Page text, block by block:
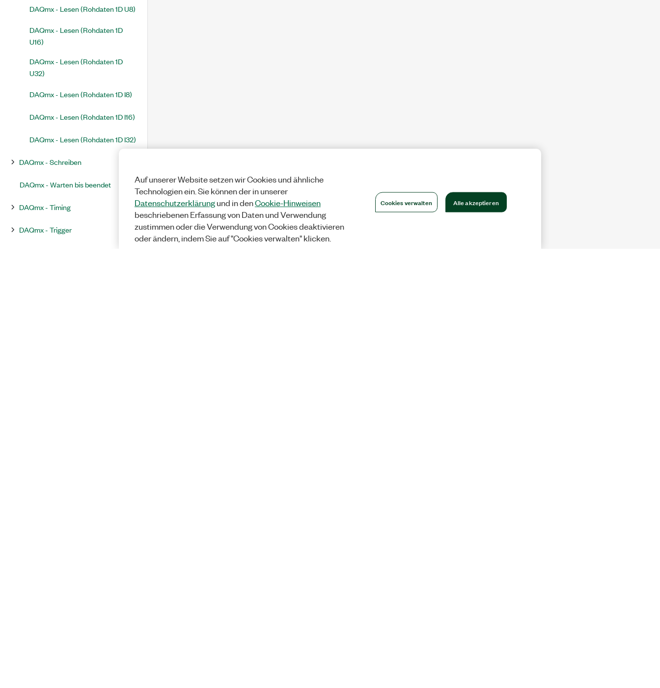
DAQmx - Lesen (Rohdaten 1D U8)
DAQmx - Lesen (Rohdaten 1D
U16)
DAQmx - Lesen (Rohdaten 1D
U32)
DAQmx - Lesen (Rohdaten 1D I8)
DAQmx - Lesen (Rohdaten 1D I16)
DAQmx - Lesen (Rohdaten 1D I32)
DAQmx - Schreiben
DAQmx - Warten bis beendet
DAQmx - Timing
DAQmx - Trigger
Auf unserer Website setzen wir Cookies und ähnliche
Technologien ein. Sie können der in unserer
Datenschutzerklärungund in denCookie-Hinweisen
beschriebenen Erfassung von Daten und Verwendung
zustimmen oder die Verwendung von Cookies deaktivieren
oder ändern, indem Sie auf "Cookies verwalten" klicken.
Cookies verwalten Alle akzeptieren